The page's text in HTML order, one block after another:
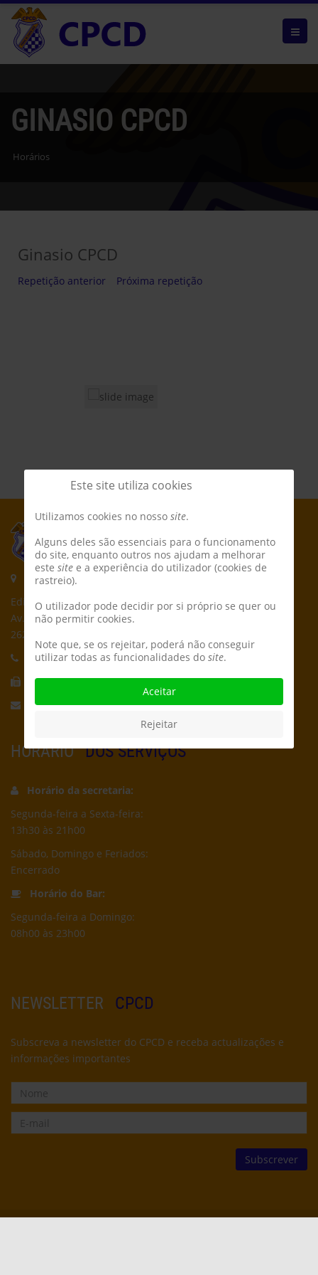
GINASIO CPCD
Horários
Ginasio CPCD
Repetição anterior Próxima repetição
Morada:
Edifício CPCD
Av. Póvoa de Dom Martinho
2625-235 Póvoa de Santa Iria
Telefone:21 959 5162
Fax:21 956 5692
Email: secretaria@cpcd.pt
HORÁRIO DOS SERVIÇOS
Horário da secretaria:
Segunda-feira a Sexta-feira:
13h30 às 21h00
Sábado, Domingo e Feriados:
Encerrado
Horário do Bar:
Segunda-feira a Domingo:
08h00 às 23h00
NEWSLETTER CPCD
Subscreva a newsletter do CPCD e receba actualizações e
informações importantes
Este site utiliza cookies
Utilizamos cookies no nosso site.
Alguns deles são essenciais para o funcionamento
do site, enquanto outros nos ajudam a melhorar
este site e a experiência do utilizador (cookies de
rastreio).
O utilizador pode decidir por si próprio se quer ou
não permitir cookies.
Note que, se os rejeitar, poderá não conseguir
utilizar todas as funcionalidades do site.
Aceitar
Rejeitar